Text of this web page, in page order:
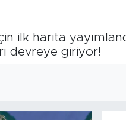
ilk harita
devreye giriyor!